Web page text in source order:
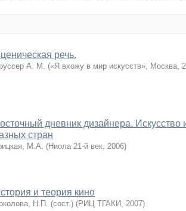
речь.
А. М. («Я вхожу в мир искусств», Москва,
дневник дизайнера. Искусство
стран
М.А. (Ниола 21-й век, 2006)
и теория кино
Н.П. (сост.) (РИЦ ТГАКИ, 2007)